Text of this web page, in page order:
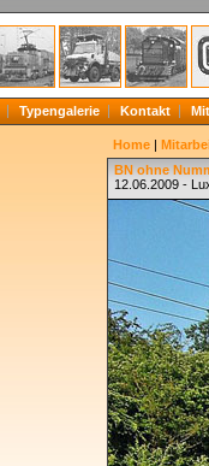
Typengalerie Kontakt
Home |
BN ohne
12.06.2009 -